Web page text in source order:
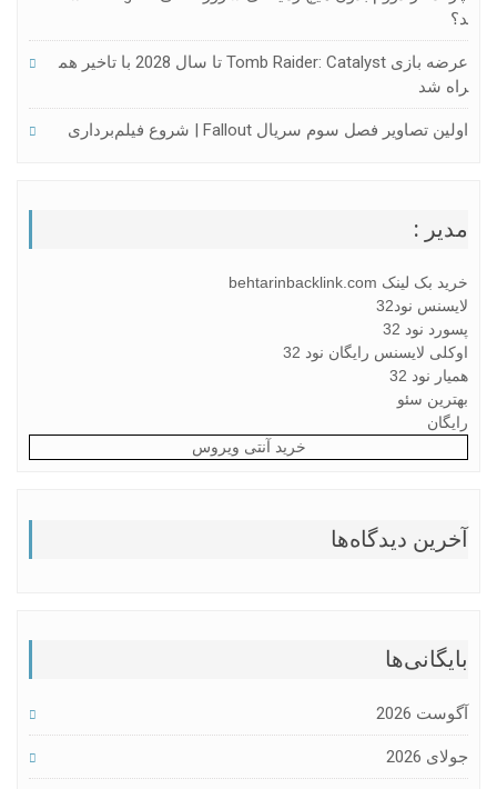
د؟
عرضه بازی Tomb Raider: Catalyst تا سال 2028 با تاخیر هم
راه شد
اولین تصاویر فصل سوم سریال Fallout | شروع فیلم‌برداری
مدیر :
خرید بک لینک behtarinbacklink.com
لایسنس نود32
پسورد نود 32
اوکلی لایسنس رایگان نود 32
همیار نود 32
بهترین سئو
رایگان
خرید آنتی ویروس
آخرین دیدگاه‌ها
بایگانی‌ها
آگوست 2026
جولای 2026